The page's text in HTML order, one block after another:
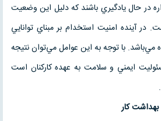
در حال يادگيري باشند كه دليل اين وضعيت
در آينده امنيت استخدام بر مبناي توانايي
مي‌باشد. با توجه به اين عوامل مي‌توان نتيجه
ايمني و سلامت به عهده كاركنان است